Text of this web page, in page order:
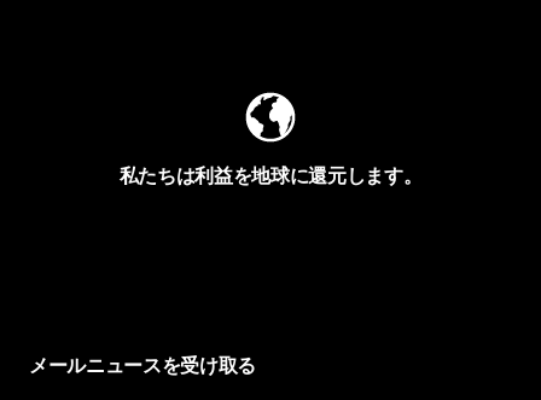
私たちは利益を地球に還元します。
メールニュースを受け取る